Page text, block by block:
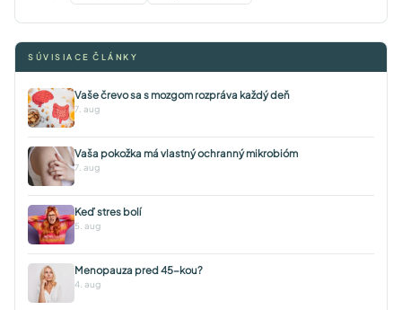
SÚVISIACE ČLÁNKY
Vaše črevo sa s mozgom rozpráva každý deň
7. aug
Vaša pokožka má vlastný ochranný mikrobióm
7. aug
Keď stres bolí
5. aug
Menopauza pred 45-kou?
4. aug